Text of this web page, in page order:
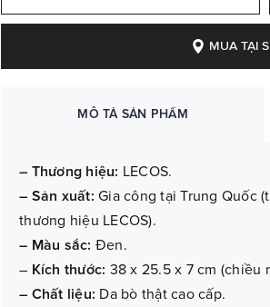
MUA TẠI
MÔ TẢ SẢN PHẨM
– Thương hiệu: LECOS.
– Sản xuất: Gia công tại Trung Quốc
thương hiệu LECOS).
– Màu sắc: Đen.
– Kích thước: 38 x 25.5 x 7 cm (chiều
– Chất liệu: Da bò thật cao cấp.